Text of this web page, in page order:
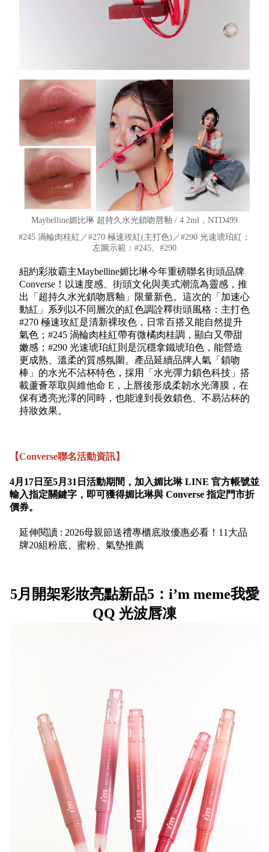
Maybelline媚比琳 超持久水光鎖吻唇釉 / 4.2ml，NTD499
#245 渦輪肉桂紅／#270 極速玫紅(主打色)／#290 光速琥珀紅；
左圖示範：#245、#290
紐約彩妝霸主Maybelline媚比琳今年重磅聯名街頭品牌
Converse！以速度感、街頭文化與美式潮流為靈感，推
出「超持久水光鎖吻唇釉」限量新色。這次的「加速心
動紅」系列以不同層次的紅色調詮釋街頭風格：主打色
#270 極速玫紅是清新裸玫色，日常百搭又能自然提升
氣色；#245 渦輪肉桂紅帶有微橘肉桂調，顯白又帶甜
嫩感；#290 光速琥珀紅則是沉穩拿鐵琥珀色，能營造
更成熟、溫柔的質感氛圍。產品延續品牌人氣「鎖吻
棒」的水光不沾杯特色，採用「水光彈力鎖色科技」搭
載蘆薈萃取與維他命 E，上唇後形成柔韌水光薄膜，在
保有透亮光澤的同時，也能達到長效鎖色、不易沾杯的
持妝效果。
【Converse聯名活動資訊】
4月17日至5月31日活動期間，加入媚比琳 LINE 官方帳號並
輸入指定關鍵字，即可獲得媚比琳與 Converse 指定門市折
價券。
延伸閱讀 : 2026母親節送禮專櫃底妝優惠必看！11大品
牌20組粉底、蜜粉、氣墊推薦
5月開架彩妝亮點新品5：i’m meme我愛
QQ 光波唇凍